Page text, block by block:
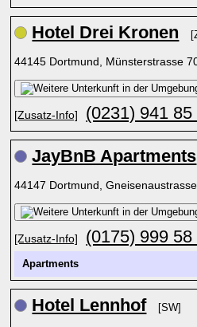
Hotel Drei Kronen
44145 Dortmund, Münsterstrasse
[Zusatz-Info] (0231) 941 85
JayBnB Apartments
44147 Dortmund,
[Zusatz-Info] (0175) 999 58
Apartments
Hotel Lennhof [SW]